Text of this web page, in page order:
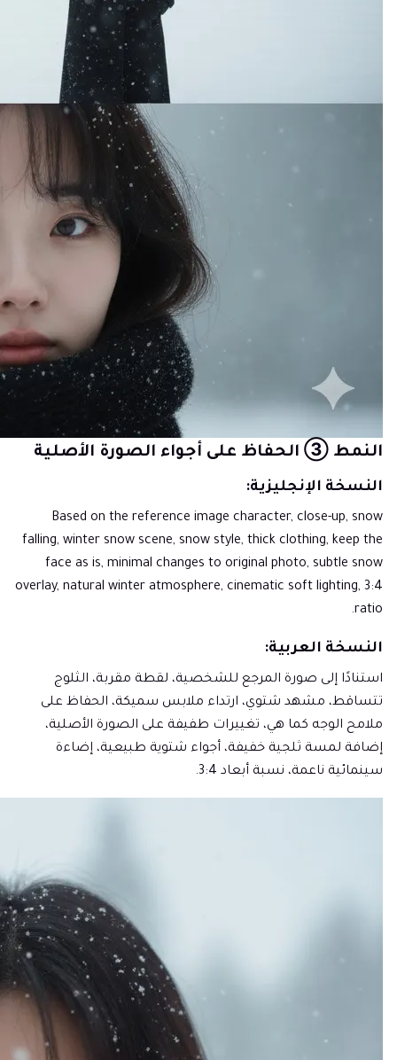
النمط ③ الحفاظ على أجواء الصورة الأصلية
النسخة الإنجليزية:
Based on the reference image character, close-up, snow
falling, winter snow scene, snow style, thick clothing, keep the
face as is, minimal changes to original photo, subtle snow
overlay, natural winter atmosphere, cinematic soft lighting, 3:4
ratio.
النسخة العربية:
استنادًا إلى صورة المرجع للشخصية، لقطة مقربة، الثلوج
تتساقط، مشهد شتوي، ارتداء ملابس سميكة، الحفاظ على
ملامح الوجه كما هي، تغييرات طفيفة على الصورة الأصلية،
إضافة لمسة ثلجية خفيفة، أجواء شتوية طبيعية، إضاءة
سينمائية ناعمة، نسبة أبعاد 3:4.